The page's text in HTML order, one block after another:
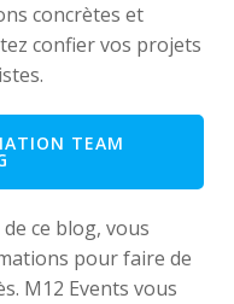
concrètes et
confier vos projets
TEAM
ce blog, vous
pour faire de
M12 Events vous